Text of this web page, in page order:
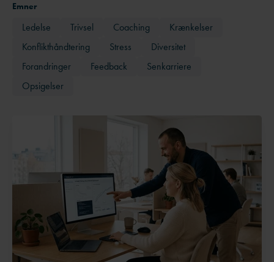
Emner
Ledelse Trivsel Coaching
Krænkelser
Konflikthåndtering
Stress
Diversitet
Forandringer
Feedback
Senkarriere
Opsigelser